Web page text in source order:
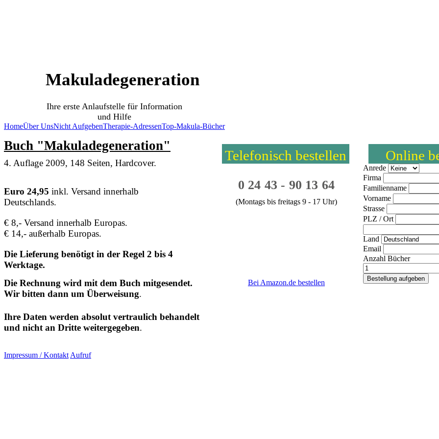
Makuladegeneration
Ihre erste Anlaufstelle für Information
und Hilfe
HomeÜber UnsNicht AufgebenTherapie-AdressenTop-Makula-Bücher
Buch "Makuladegeneration"
4. Auflage 2009, 148 Seiten, Hardcover.
Euro 24,95 inkl. Versand innerhalb
Deutschlands.
€ 8,- Versand innerhalb Europas.
€ 14,- außerhalb Europas.
Die Lieferung benötigt in der Regel 2 bis 4
Werktage.
Die Rechnung wird mit dem Buch mitgesendet.
Wir bitten dann um Überweisung.
Ihre Daten werden absolut vertraulich behandelt
und nicht an Dritte weitergegeben.
Telefonisch bestellen
0 24 43 - 90 13 64
(Montags bis freitags 9 - 17 Uhr)
Bei Amazon.de bestellen
Online
Anrede
Firma
Familienname
Vorname
Strasse
PLZ / Ort
Land
Email
Anzahl Bücher
Impressum / Kontakt Aufruf